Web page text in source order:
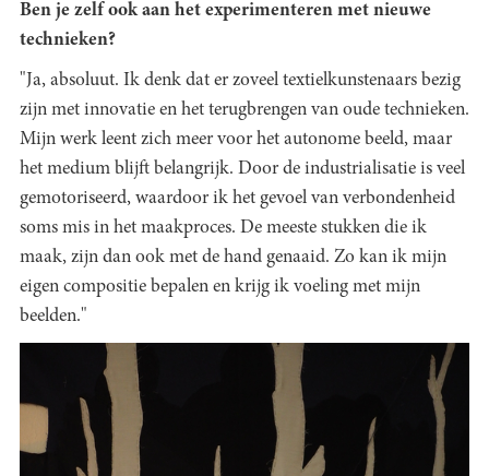
Ben je zelf ook aan het experimenteren met nieuwe
technieken?
"Ja, absoluut. Ik denk dat er zoveel textielkunstenaars bezig
zijn met innovatie en het terugbrengen van oude technieken.
Mijn werk leent zich meer voor het autonome beeld, maar
het medium blijft belangrijk. Door de industrialisatie is veel
gemotoriseerd, waardoor ik het gevoel van verbondenheid
soms mis in het maakproces. De meeste stukken die ik
maak, zijn dan ook met de hand genaaid. Zo kan ik mijn
eigen compositie bepalen en krijg ik voeling met mijn
beelden."